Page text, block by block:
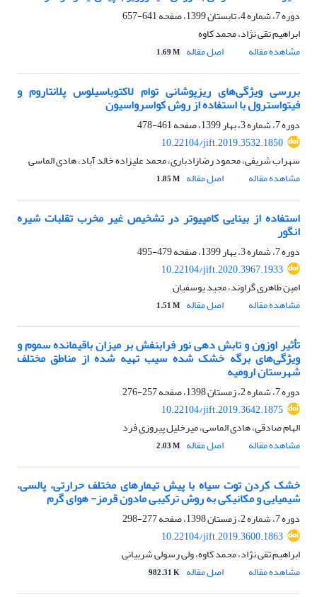
دوره 7، شماره 4، تابستان 1399، صفحه
641-657
ابراهیم تقی نژاد، محمد کاوه
مشاهده مقاله
اصل مقاله 1.69 M
بررسی ویژگی‌های ریزپوشانی توام لاکتوباسیلوس پلانتاروم و
فیتواسترول با استفاده از روش کواسرواسیون
دوره 7، شماره 3، بهار 1399، صفحه
461-478
10.22104/jift.2019.3532.1850
سهراب شریفی، محمود رضازادباری، محمد علیزاده خالد آباد، هادی الماسی
مشاهده مقاله
اصل مقاله 1.85 M
استفاده از بینایی کامپیوتر در تشخیص غیر مخرب تقلبات شیره
انگور
دوره 7، شماره 3، بهار 1399، صفحه
479-495
10.22104/jift.2020.3967.1933
امین طاهری گراوند، مجید یوسفیان
مشاهده مقاله
اصل مقاله 1.51 M
تأثیر اوزون و تابش دهی نور فرابنفش بر میزان باقیمانده سموم و
ویژگی‌های برگه‌ خشک شده‌ سیب تهیه شده از مناطق مختلف
شهرستان ارومیه
دوره 7، شماره 2، زمستان 1398، صفحه
257-276
10.22104/jift.2019.3642.1875
الهام صادقی، هادی الماسی، میرخلیل پیروزی فرد
مشاهده مقاله
اصل مقاله 2.03 M
خشک کردن توت سیاه با پیش تیمارهای مختلف حرارتی، پالسی،
شیمیایی و مکانیکی به روش ترکیبی مادون قرمز- هوای گرم
دوره 7، شماره 2، زمستان 1398، صفحه
277-298
10.22104/jift.2019.3600.1863
ابراهیم تقی نژاد، محمد کاوه، ولی رسولی شربیانی
مشاهده مقاله
اصل مقاله 982.31 K